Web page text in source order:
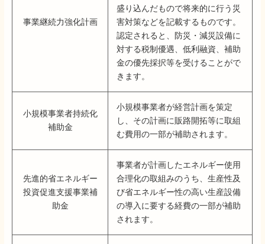
事業継続力強化計画
盛り込んだもので将来的に行う災
害対策などを記載するものです。
認定されると、防災・減災設備に
対する税制優遇、低利融資、補助
金の優先採択等を受けることがで
きます。
小規模事業者持続化
補助金
小規模事業者が経営計画を策定
し、その計画に販路開拓等に取組
む費用の一部が補助されます。
先進的省エネルギー
投資促進支援事業補
助金
事業者が計画したエネルギー使用
合理化の取組みのうち、生産性及
び省エネルギー性の高い生産設備
の導入に要する経費の一部が補助
されます。